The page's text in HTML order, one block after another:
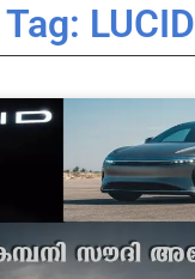
Tag: LUCID